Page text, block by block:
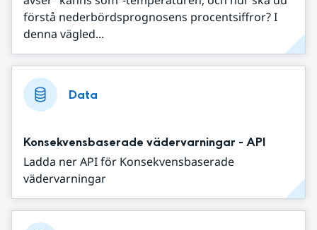
förstå nederbördsprognosens procentsiffror? I
denna vägled...
Data
Konsekvensbaserade vädervarningar - API
Ladda ner API för Konsekvensbaserade
vädervarningar